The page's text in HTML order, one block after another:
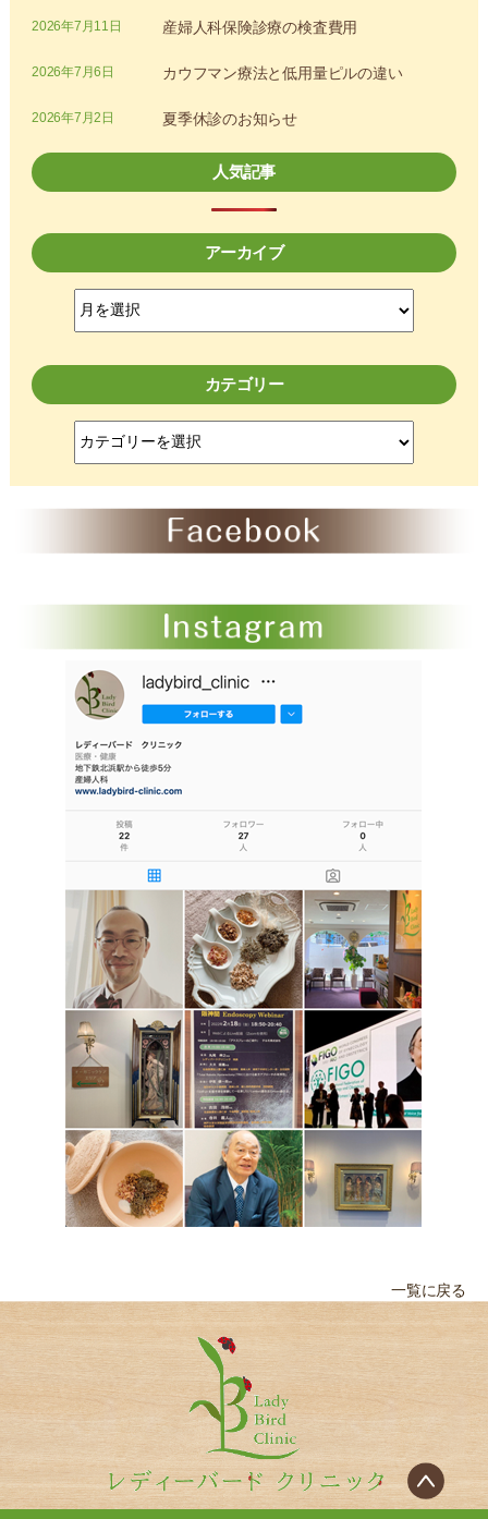
産婦人科保険診療の検査費用
2026年7月11日
カウフマン療法と低用量ピルの違い
2026年7月6日
夏季休診のお知らせ
2026年7月2日
人気記事
アーカイブ
イ
ブ
カテゴリー
ゴ
一覧に戻る